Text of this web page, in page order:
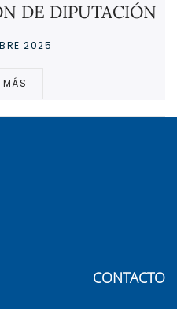
DE DIPUTACIÓN
2025
MÁS
CONTACTO